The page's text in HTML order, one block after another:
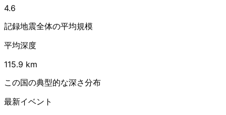
4.6
記録地震全体の平均規模
平均深度
115.9 km
この国の典型的な深さ分布
最新イベント